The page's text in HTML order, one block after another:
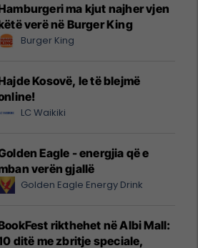
ma kjut najher vjen
verë në Burger King
Burger King
Kosovë, le të blejmë
LC Waikiki
Eagle - energjia që e
verën gjallë
Golden Eagle Energy Drink
rikthehet në Albi Mall:
ditë me zbritje speciale,